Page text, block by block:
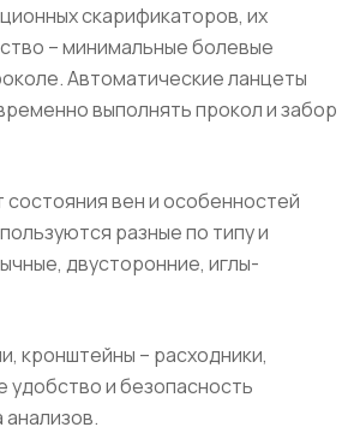
скарификаторов, их
– минимальные болевые
Автоматические ланцеты
выполнять прокол и забор
состояния вен и особенностей
разные по типу и
двусторонние, иглы-
кронштейны – расходники,
и безопасность